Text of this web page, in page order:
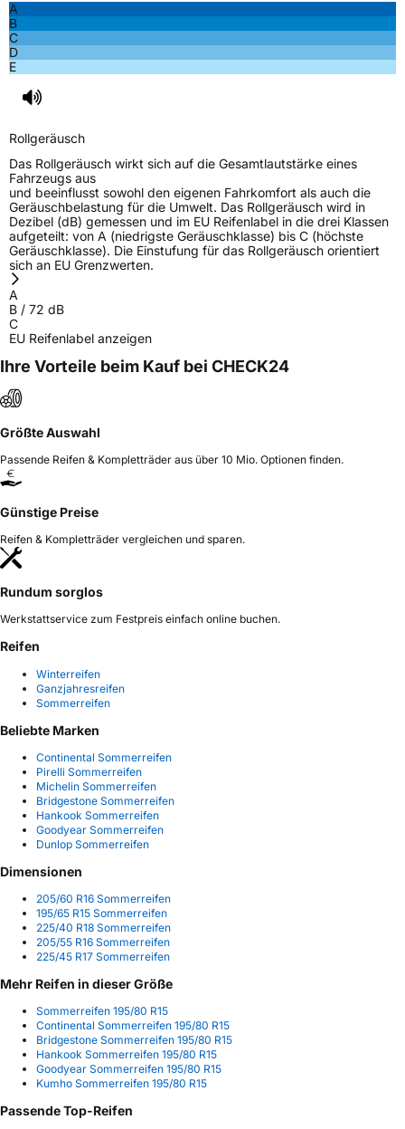
NasshaftungC
Rollgeräusch (Klasse)B
Rollgeräusch (dB)
3PMSF / Schneeflockensymbol / Alpine-SymbolNein
EPREL ID601404
Allgemeine Produktsicherheit (GPSR)
A
B
C
D
E
Rollgeräusch
Das Rollgeräusch wirkt sich auf die Gesamtlautstärke eines
Fahrzeugs aus
und beeinflusst sowohl den eigenen Fahrkomfort als auch die
Geräuschbelastung für die Umwelt. Das Rollgeräusch wird in
Dezibel (dB) gemessen und im EU Reifenlabel in die drei Klassen
aufgeteilt: von A (niedrigste Geräuschklasse) bis C (höchste
Geräuschklasse). Die Einstufung für das Rollgeräusch orientiert
sich an EU Grenzwerten.
A
B / 72 dB
C
EU Reifenlabel anzeigen
Ihre Vorteile beim Kauf bei CHECK24
Größte Auswahl
Passende Reifen & Kompletträder aus über 10 Mio. Optionen finden.
Günstige Preise
Reifen & Kompletträder vergleichen und sparen.
Rundum sorglos
Werkstattservice zum Festpreis einfach online buchen.
Reifen
Winterreifen
Ganzjahresreifen
Sommerreifen
Beliebte Marken
Continental Sommerreifen
Pirelli Sommerreifen
Michelin Sommerreifen
Bridgestone Sommerreifen
Hankook Sommerreifen
Goodyear Sommerreifen
Dunlop Sommerreifen
Dimensionen
205/60 R16 Sommerreifen
195/65 R15 Sommerreifen
225/40 R18 Sommerreifen
205/55 R16 Sommerreifen
225/45 R17 Sommerreifen
Mehr Reifen in dieser Größe
Sommerreifen 195/80 R15
Continental Sommerreifen 195/80 R15
Bridgestone Sommerreifen 195/80 R15
Hankook Sommerreifen 195/80 R15
Goodyear Sommerreifen 195/80 R15
Kumho Sommerreifen 195/80 R15
Passende Top-Reifen